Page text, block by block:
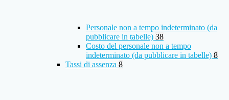
Personale non a tempo indeterminato (da
pubblicare in tabelle) 38
Costo del personale non a tempo
indeterminato (da pubblicare in tabelle) 8
Tassi di assenza 8